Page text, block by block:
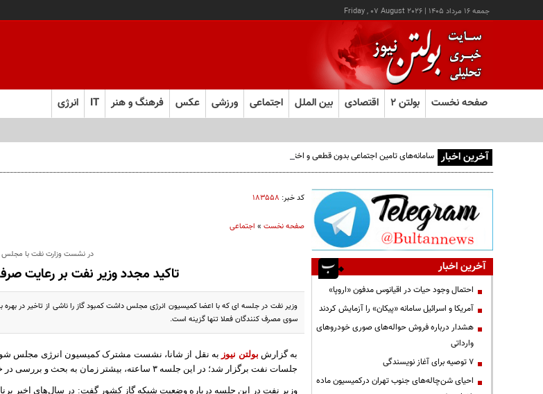
جمعه ۱۶ مرداد ۱۴۰۵ |
Friday , 07 August 2026
صفحه نخست بولتن ۲ اقتصادی بین الملل اجتماعی ورزشی عکس فرهنگ و هنر IT انرژی
آخرین اخبار سامانه‌های تامین اجتماعی بدون قطعی و اختلال در دسترس است
کد خبر: ۱۸۳۵۵۸
صفحه نخست» اجتماعی
در نشست وزارت نفت با
تاکید مجدد وزیر نفت بر رعایت
وزیر نفت در جلسه ای که با اعضا کمیسیون انرژی مجلس داشت کمبود گاز را ناشی از تاخیر در
سوی مصرف کنندگان فعلا تنها گزینه است.
به گزارش بولتن نیوز به نقل از شانا، نشست مشترک کمیسیون انرژی مجلس
جلسات نفت برگزار شد؛ در این جلسه ٣ ساعته، بیشتر زمان به بحث و بررسی در خصوص برنامه‌های وزارت نفت و بودجه گذشت.
وزیر نفت در این جلسه درباره وضعیت شبکه گاز کشور گفت: در سال‌های اخیر
آخرین اخبار
احتمال وجود حیات در اقیانوس مدفون «اروپا»
آمریکا و اسرائیل سامانه «پیکان» را آزمایش کردند
هشدار درباره فروش حواله‌های صوری خودروهای
وارداتی
۷ توصیه برای آغاز نویسندگی
احیای شن‌چاله‌های جنوب تهران درکمیسیون ماده